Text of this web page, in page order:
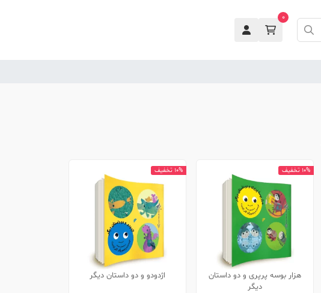
0
هزار بوسه پرپری و دو داستان
دیگر
10% تخفیف
اژدودو و دو داستان دیگر
10% تخفیف